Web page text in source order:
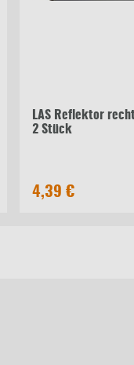
LAS Reflektor
2 Stück
4,39 €